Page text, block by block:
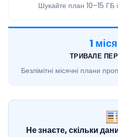
Шукайте план 10–15 ГБ
1
ТРИВАЛЕ
Безлімітні місячні плани
Не знаєте, скільки